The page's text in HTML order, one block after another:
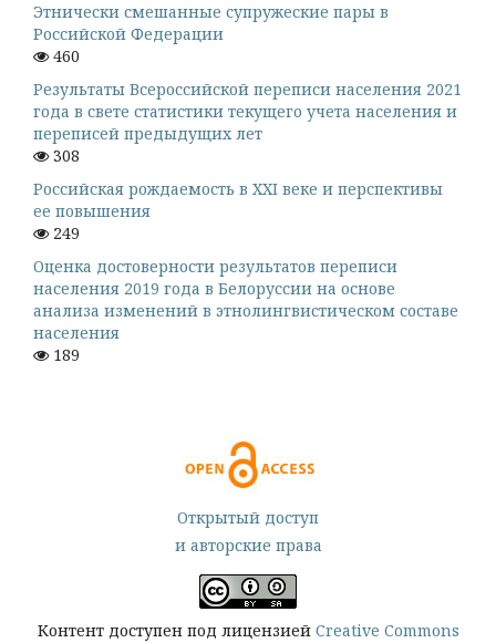
Этнически смешанные супружеские пары в
Российской Федерации
460
Результаты Всероссийской переписи населения 2021
года в свете статистики текущего учета населения и
переписей предыдущих лет
308
Российская рождаемость в XXI веке и перспективы
ее повышения
249
Оценка достоверности результатов переписи
населения 2019 года в Белоруссии на основе
анализа изменений в этнолингвистическом составе
населения
189
Открытый доступ
и авторские права
Контент доступен под лицензией Creative Commons